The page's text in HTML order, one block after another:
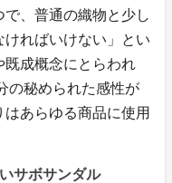
、普通の織物と少し
ればいけない」とい
既成概念にとらわれ
の秘められた感性が
あらゆる商品に使用
サボサンダル